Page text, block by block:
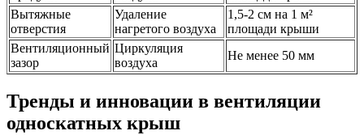
Вытяжные
отверстия
Удаление
нагретого воздуха
1,5-2 см на 1 м²
площади крыши
Вентиляционный
зазор
Циркуляция
воздуха
Не менее 50 мм
Тренды и инновации в вентиляции
односкатных крыш